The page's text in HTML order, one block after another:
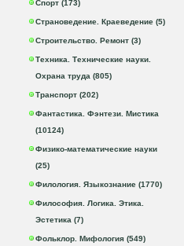
Спорт (173)
Страноведение. Краеведение (5)
Строительство. Ремонт (3)
Техника. Технические науки.
Охрана труда (805)
Транспорт (202)
Фантастика. Фэнтези. Мистика
(10124)
Физико-математические науки
(25)
Филология. Языкознание (1770)
Философия. Логика. Этика.
Эстетика (7)
Фольклор. Мифология (549)